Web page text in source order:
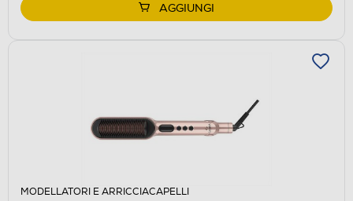
AGGIUNGI
MODELLATORI E ARRICCIACAPELLI